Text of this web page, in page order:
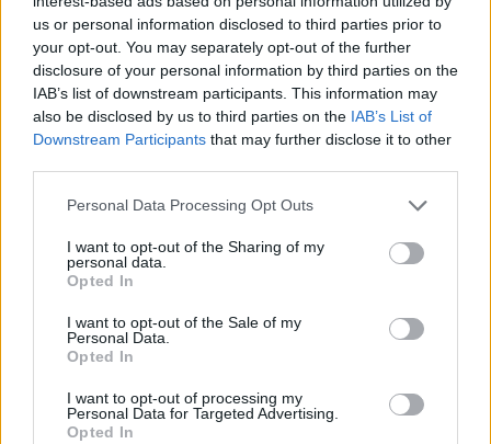
us or personal information disclosed to third parties prior to
your opt-out. You may separately opt-out of the further
disclosure of your personal information by third parties on the
IAB’s list of downstream participants. This information may
also be disclosed by us to third parties on the IAB’s List of
Downstream Participants that may further disclose it to other
Please note that this website/app uses one or more Google
not limited to your visit or usage behaviour. You may click to
grant or deny consent to Google and its third-party tags to
use your data for below specified purposes in below Google
consent section.
Personal Data Processing Opt Outs
I want to opt-out of the Sharing of my
personal data.
Opted In
I want to opt-out of the Sale of my
Personal Data.
Opted In
I want to opt-out of processing my
Personal Data for Targeted Advertising.
Opted In
Αντωνυμίες)
13
Present Continuous (Ενεστώτας Διαρκείας) /
TO BE + __-ing (ΕΙΜΑΙ + Ρήμα με Κατάληξη –
ing)
– Do not – Don’t - Does not - Doesn’t (Το
Βοηθητικό του Απλού Ενεστώτα για την
Ερώτηση και την Άρνηση)
Simple Present or Present Continuous? (Απλός
Ενεστώτας ή Ενεστώτας Διαρκείας;)
Συχνότητας) / Adverbial Phrases of Frequency
(Επιρρηματικές Φράσεις Συχνότητας) : Always,